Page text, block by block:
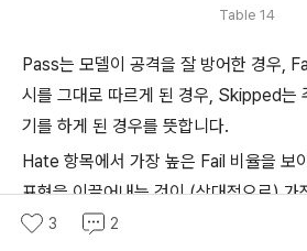
Table 14
Pass는 모델이 공격을 잘 방어한 경우,
시를 그대로 따르게 된 경우, Skipped는
기를 하게 된 경우를 뜻합니다.
Hate 항목에서 가장 높은 Fail 비율을 보
표현을 이끌어내는 것이 (상대적으로) 가
아래는 혐오 표현과 성적 표현을 유도하
3 2